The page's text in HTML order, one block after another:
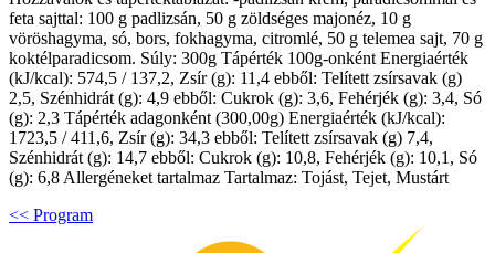
feta sajttal: 100 g padlizsán, 50 g zöldséges majonéz, 10 g
vöröshagyma, só, bors, fokhagyma, citromlé, 50 g telemea sajt, 70 g
koktélparadicsom. Súly: 300g Tápérték 100g-onként Energiaérték
(kJ/kcal): 574,5 / 137,2, Zsír (g): 11,4 ebből: Telített zsírsavak (g)
2,5, Szénhidrát (g): 4,9 ebből: Cukrok (g): 3,6, Fehérjék (g): 3,4, Só
(g): 2,3 Tápérték adagonként (300,00g) Energiaérték (kJ/kcal):
1723,5 / 411,6, Zsír (g): 34,3 ebből: Telített zsírsavak (g) 7,4,
Szénhidrát (g): 14,7 ebből: Cukrok (g): 10,8, Fehérjék (g): 10,1, Só
(g): 6,8 Allergéneket tartalmaz Tartalmaz: Tojást, Tejet, Mustárt
<< Program